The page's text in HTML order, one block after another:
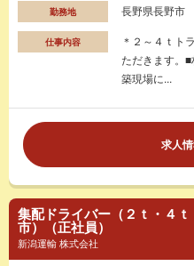
勤務地 長野県長野市
仕事内容
＊２～４ｔト
ただきます。
築現場に...
求人
集配ドライバー（２ｔ・４
市）（正社員）
新潟運輸 株式会社